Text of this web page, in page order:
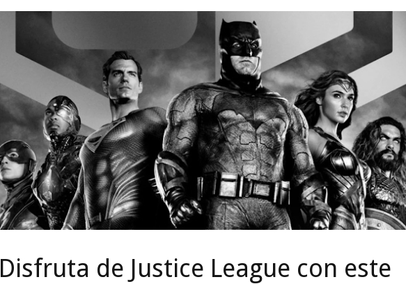
Disfruta de Justice League con este